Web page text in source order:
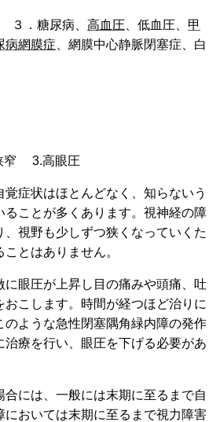
．糖尿病、 高血圧 、低血圧、 甲
病網膜症 、網膜中心静脈閉塞症、白
窄 3.高眼圧
症状はほとんどなく、知らないう
ることが多くあります。視神経の障
視野も少しずつ狭くなっていくた
とはありません。
に眼圧が上昇し目の痛みや頭痛、吐
おこします。時間が経つほど治りに
のような急性閉塞隅角緑内障の発作
治療を行い、眼圧を下げる必要があ
合には、一般には末期に至るまで自
においては末期に至るまで視力障害